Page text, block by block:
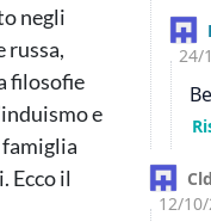
negli
russa,
filosofie
e
Ecco il